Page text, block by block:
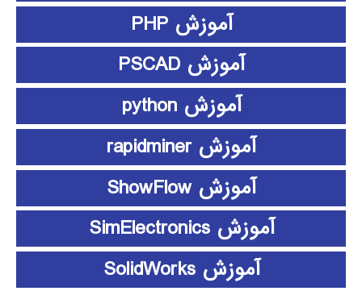
آموزش PHP
آموزش PSCAD
آموزش python
آموزش rapidminer
آموزش ShowFlow
آموزش SimElectronics
آموزش SolidWorks